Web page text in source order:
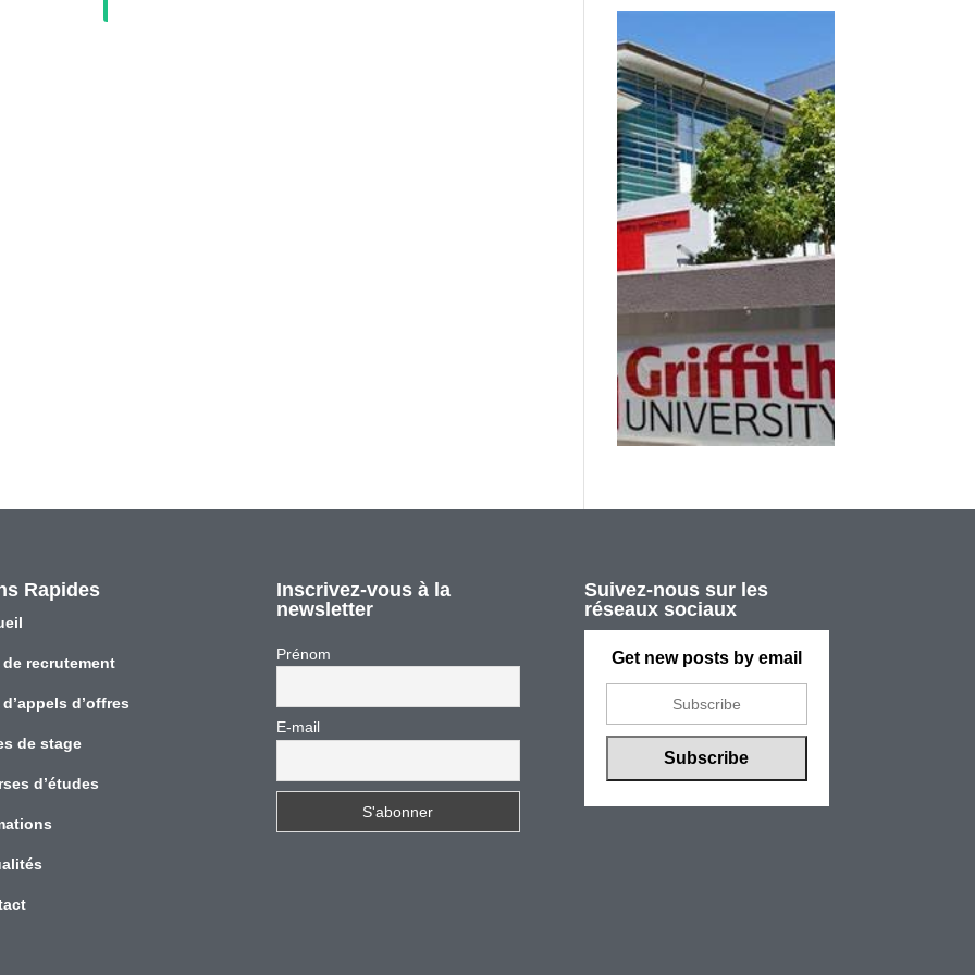
Rapides
de recrutement
d’offres
de stage
d’études
Inscrivez-vous à la
newsletter
Prénom
E-mail
Suivez-nous sur les
réseaux sociaux
Get new posts by email